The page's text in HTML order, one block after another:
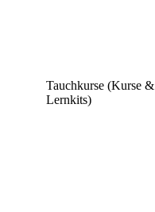
Tauchkurse (Kurse &
Lernkits)